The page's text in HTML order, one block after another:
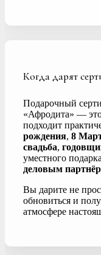
Когда дарят
Подарочный
«Афродита» —
подходит
рождения, 8
свадьба,
уместного подарка
деловым
Вы дарите не
обновиться и
атмосфере